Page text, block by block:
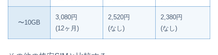
〜10GB
3,080円
(12ヶ月)
2,520円
(なし)
2,380円
(なし)